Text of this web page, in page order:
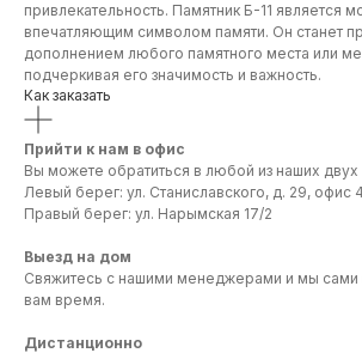
привлекательность. Памятник Б-11 является
впечатляющим символом памяти. Он станет
дополнением любого памятного места или
подчеркивая его значимость и важность.
Как заказать
Прийти к нам в офис
Вы можете обратиться в любой из наших
Левый берег: ул. Станиславского, д. 29, офис 4
Правый берег: ул. Нарымская 17/2
Выезд на дом
Свяжитесь с нашими менеджерами и мы
вам время.
Дистанционно